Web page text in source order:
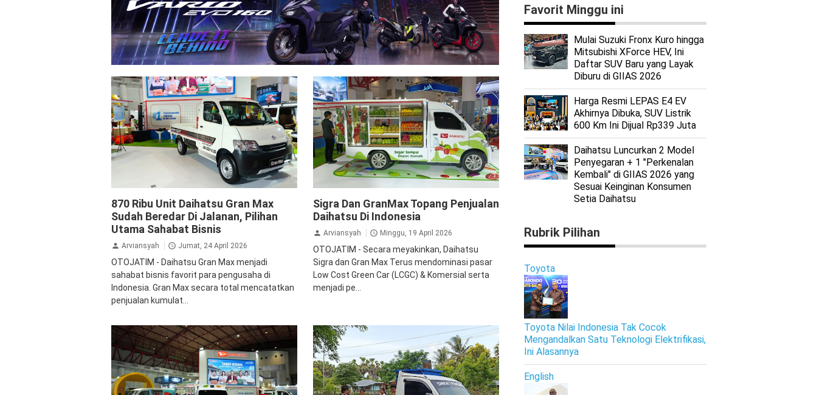
870 Ribu Unit Daihatsu Gran Max
Sudah Beredar Di Jalanan, Pilihan
Utama Sahabat Bisnis
Arviansyah Jumat, 24 April 2026
OTOJATIM - Daihatsu Gran Max menjadi
sahabat bisnis favorit para pengusaha di
Indonesia. Gran Max secara total mencatatkan
penjualan kumulat...
Sigra Dan GranMax Topang Penjualan
Daihatsu Di Indonesia
Arviansyah Minggu, 19 April 2026
OTOJATIM - Secara meyakinkan, Daihatsu
Sigra dan Gran Max Terus mendominasi pasar
Low Cost Green Car (LCGC) & Komersial serta
menjadi pe...
Favorit Minggu ini
Mulai Suzuki Fronx Kuro hingga
Mitsubishi XForce HEV, Ini
Daftar SUV Baru yang Layak
Diburu di GIIAS 2026
Harga Resmi LEPAS E4 EV
Akhirnya Dibuka, SUV Listrik
600 Km Ini Dijual Rp339 Juta
Daihatsu Luncurkan 2 Model
Penyegaran + 1 "Perkenalan
Kembali" di GIIAS 2026 yang
Sesuai Keinginan Konsumen
Setia Daihatsu
Rubrik Pilihan
Toyota
Toyota Nilai Indonesia Tak Cocok
Mengandalkan Satu Teknologi Elektrifikasi,
Ini Alasannya
English